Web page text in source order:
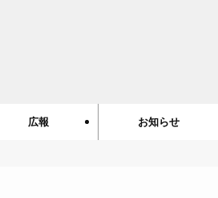
広報 お知らせ